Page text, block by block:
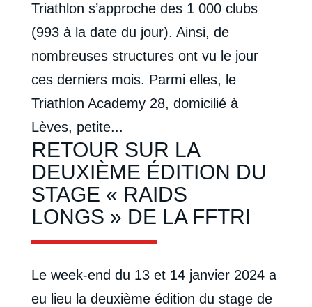
Triathlon s’approche des 1 000 clubs
(993 à la date du jour). Ainsi, de
nombreuses structures ont vu le jour
ces derniers mois. Parmi elles, le
Triathlon Academy 28, domicilié à
Lèves, petite...
RETOUR SUR LA
DEUXIÈME ÉDITION DU
STAGE « RAIDS
LONGS » DE LA FFTRI
Le week-end du 13 et 14 janvier 2024 a
eu lieu la deuxième édition du stage de